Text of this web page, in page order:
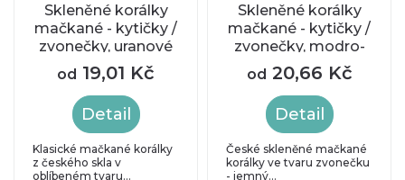
Skleněné korálky
mačkané - kytičky /
zvonečky, uranové
sklo
od 19,01 Kč
Detail
Klasické mačkané korálky
z českého skla v
oblíbeném tvaru...
Skleněné korálky
mačkané - kytičky /
zvonečky, modro-
zelené
od 20,66 Kč
Detail
České skleněné mačkané
korálky ve tvaru zvonečku
- jemný...